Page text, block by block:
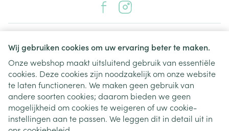
Wij gebruiken cookies om uw ervaring beter te maken.
Onze webshop maakt uitsluitend gebruik van essentiële
cookies. Deze cookies zijn noodzakelijk om onze website
te laten functioneren. We maken geen gebruik van
andere soorten cookies; daarom bieden we geen
mogelijkheid om cookies te weigeren of uw cookie-
instellingen aan te passen. We leggen dit in detail uit in
Juridische links